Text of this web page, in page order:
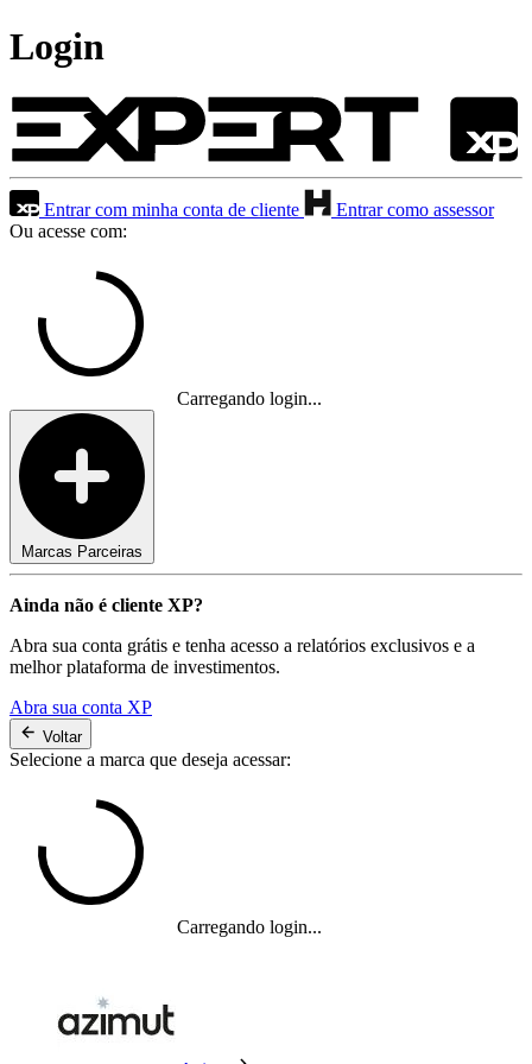
Login
Entrar com minha conta de cliente
Entrar como assessor
Ou acesse com:
Carregando login...
Marcas Parceiras
Ainda não é cliente XP?
Abra sua conta grátis e tenha acesso a relatórios exclusivos e a
melhor plataforma de investimentos.
Abra sua conta XP
Voltar
Selecione a marca que deseja acessar:
Carregando login...